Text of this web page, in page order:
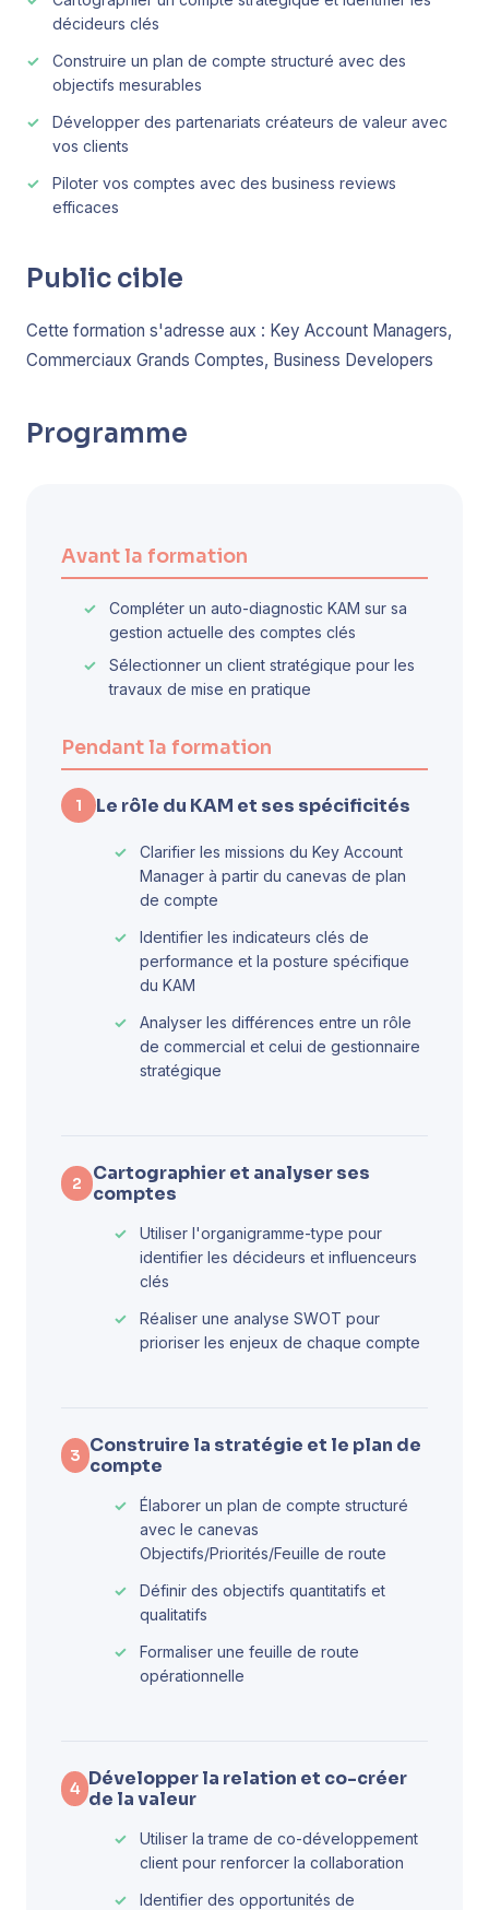
décideurs clés
Construire un plan de compte structuré avec des
objectifs mesurables
Développer des partenariats créateurs de valeur avec
vos clients
Piloter vos comptes avec des business reviews
efficaces
Public cible
Cette formation s'adresse aux : Key Account Managers,
Commerciaux Grands Comptes, Business Developers
Programme
Avant la formation
Compléter un auto-diagnostic KAM sur sa
gestion actuelle des comptes clés
Sélectionner un client stratégique pour les
travaux de mise en pratique
Pendant la formation
1 Le rôle du KAM et ses spécificités
Clarifier les missions du Key Account
Manager à partir du canevas de plan
de compte
Identifier les indicateurs clés de
performance et la posture spécifique
du KAM
Analyser les différences entre un rôle
de commercial et celui de gestionnaire
stratégique
2
Cartographier et analyser ses
comptes
Utiliser l'organigramme-type pour
identifier les décideurs et influenceurs
clés
Réaliser une analyse SWOT pour
prioriser les enjeux de chaque compte
3 Construire la stratégie et le plan de
compte
Élaborer un plan de compte structuré
avec le canevas
Objectifs/Priorités/Feuille de route
Définir des objectifs quantitatifs et
qualitatifs
Formaliser une feuille de route
opérationnelle
4 Développer la relation et co-créer
de la valeur
Utiliser la trame de co-développement
client pour renforcer la collaboration
Identifier des opportunités de